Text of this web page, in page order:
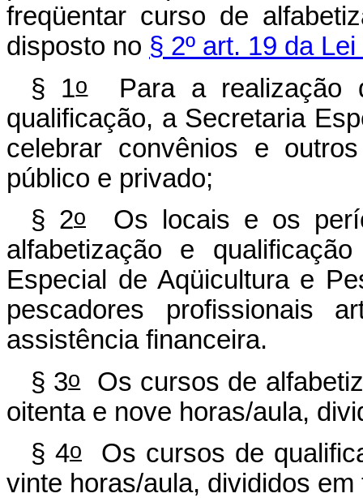
freqüentar curso de
disposto no § 2º art. 19 da
§ 1oPara a realização
qualificação, a Secretaria
celebrar convênios e
público e privado;
§ 2o
Os locais e os
alfabetização e
Especial de Aqüicultura e
pescadores profissionais
assistência financeira.
§ 3oOs cursos de
oitenta e nove horas/aula,
§ 4oOs cursos de
vinte horas/aula, divididos